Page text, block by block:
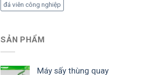
đá viên công nghiệp
SẢN PHẨM
Máy sấy thùng quay